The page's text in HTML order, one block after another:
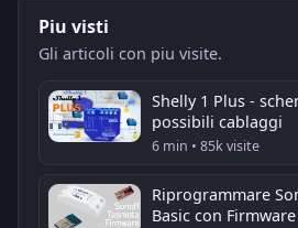
Piu visti
Gli articoli con piu visite.
Shelly 1 Plus -
possibili cablaggi
6 min • 85k visite
Riprogrammare
Basic con